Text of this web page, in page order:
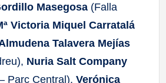
Masegosa (Falla
Victoria Miquel Carratalá
Talavera Mejías
Nuria Salt Company
Parc Central),Verónica